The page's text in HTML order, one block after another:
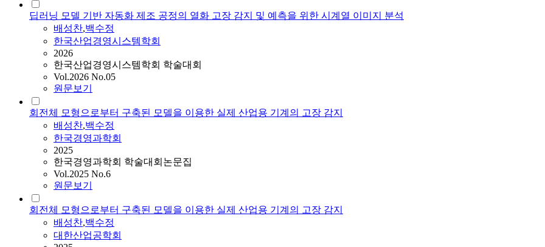
딥러닝 모델 기반 자동화 제조 공정의 열화 고장 감지 및 예측을 위한 시계열 이미지 분석
배성찬,백수정
한국산업경영시스템학회
2026
한국산업경영시스템학회 학술대회
Vol.2026 No.05
원문보기
회전체 모형으로부터 구축된 모델을 이용한 실제 산업용 기계의 고장 감지
배성찬,백수정
한국경영과학회
2025
한국경영과학회 학술대회논문집
Vol.2025 No.6
원문보기
회전체 모형으로부터 구축된 모델을 이용한 실제 산업용 기계의 고장 감지
배성찬,백수정
대한산업공학회